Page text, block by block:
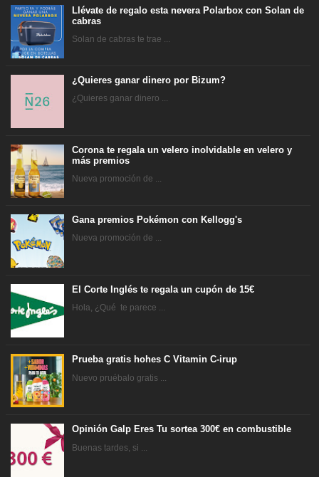
Llévate de regalo esta nevera Polarbox con Solan de
cabras
Solan de cabras te trae ...
¿Quieres ganar dinero por Bizum?
¿Quieres ganar dinero ...
Corona te regala un velero inolvidable en velero y
más premios
Nueva promoción de ...
Gana premios Pokémon con Kellogg's
Nueva promoción de ...
El Corte Inglés te regala un cupón de 15€
Hola, ¿Qué te parece ...
Prueba gratis hohes C Vitamin C-irup
Nuevo pruébalo gratis ...
Opinión Galp Eres Tu sortea 300€ en combustible
Buenas tardes, si ...